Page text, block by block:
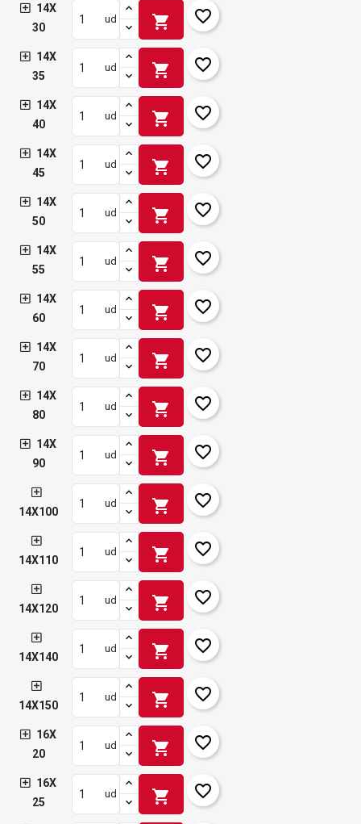
14X
30
ud shopping_cart favorite_border
14X
35
ud shopping_cart favorite_border
14X
40
ud shopping_cart favorite_border
14X
45
ud shopping_cart favorite_border
14X
50
ud shopping_cart favorite_border
14X
55
ud shopping_cart favorite_border
14X
60
ud shopping_cart favorite_border
14X
70
ud shopping_cart favorite_border
14X
80
ud shopping_cart favorite_border
14X
90
ud shopping_cart favorite_border
14X100
ud shopping_cart favorite_border
14X110
ud shopping_cart favorite_border
14X120
ud shopping_cart favorite_border
14X140
ud shopping_cart favorite_border
14X150
ud shopping_cart favorite_border
16X
20
ud shopping_cart favorite_border
16X
25
ud shopping_cart favorite_border